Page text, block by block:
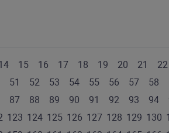
15 16 17 18 19 20 21 22
51 52 53 54 55 56 57 58
87 88 89 90 91 92 93 94
123 124 125 126 127 128 129 130